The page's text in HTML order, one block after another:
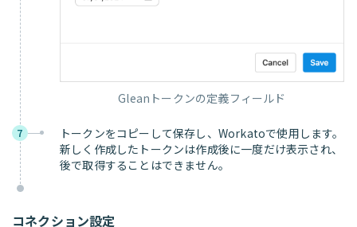
Gleanトークンの定義フィールド
7
トークンをコピーして保存し、Workatoで使用します。
新しく作成したトークンは作成後に一度だけ表示され、
後で取得することはできません。
コネクション設定